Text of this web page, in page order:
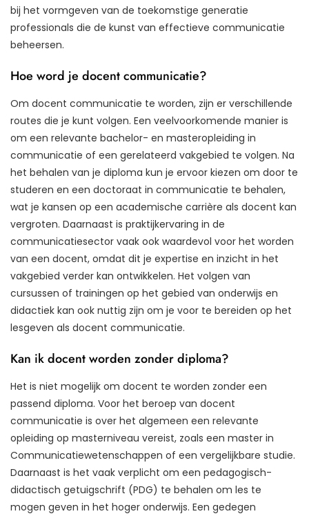
bij het vormgeven van de toekomstige generatie
professionals die de kunst van effectieve communicatie
beheersen.
Hoe word je docent communicatie?
Om docent communicatie te worden, zijn er verschillende
routes die je kunt volgen. Een veelvoorkomende manier is
om een relevante bachelor- en masteropleiding in
communicatie of een gerelateerd vakgebied te volgen. Na
het behalen van je diploma kun je ervoor kiezen om door te
studeren en een doctoraat in communicatie te behalen,
wat je kansen op een academische carrière als docent kan
vergroten. Daarnaast is praktijkervaring in de
communicatiesector vaak ook waardevol voor het worden
van een docent, omdat dit je expertise en inzicht in het
vakgebied verder kan ontwikkelen. Het volgen van
cursussen of trainingen op het gebied van onderwijs en
didactiek kan ook nuttig zijn om je voor te bereiden op het
lesgeven als docent communicatie.
Kan ik docent worden zonder diploma?
Het is niet mogelijk om docent te worden zonder een
passend diploma. Voor het beroep van docent
communicatie is over het algemeen een relevante
opleiding op masterniveau vereist, zoals een master in
Communicatiewetenschappen of een vergelijkbare studie.
Daarnaast is het vaak verplicht om een pedagogisch-
didactisch getuigschrift (PDG) te behalen om les te
mogen geven in het hoger onderwijs. Een gedegen